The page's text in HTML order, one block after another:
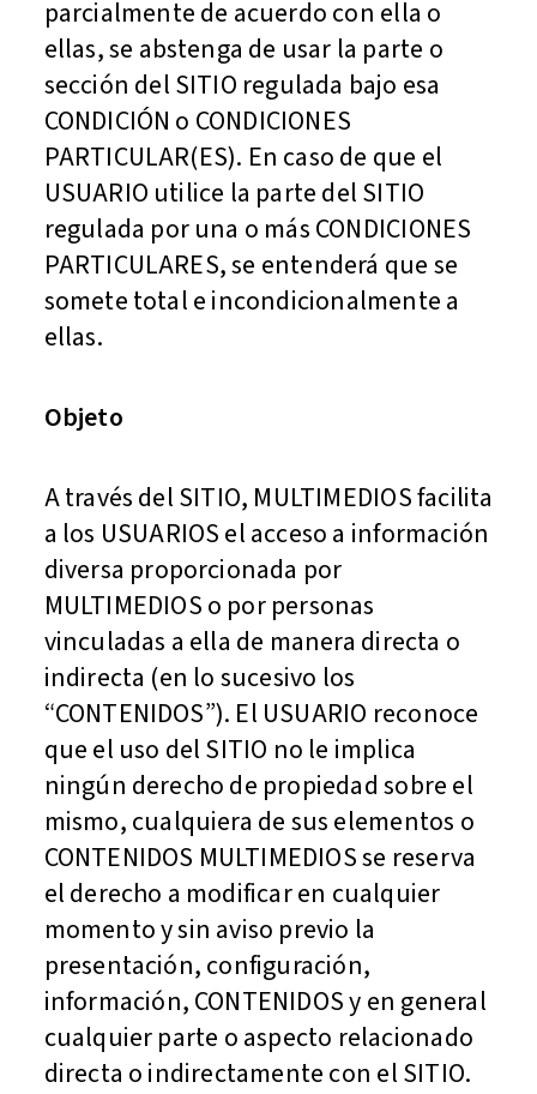
parcialmente de acuerdo con ella o
ellas, se abstenga de usar la parte o
sección del SITIO regulada bajo esa
CONDICIÓN o CONDICIONES
PARTICULAR(ES). En caso de que el
USUARIO utilice la parte del SITIO
regulada por una o más CONDICIONES
PARTICULARES, se entenderá que se
somete total e incondicionalmente a
ellas.
Objeto
A través del SITIO, MULTIMEDIOS facilita
a los USUARIOS el acceso a información
diversa proporcionada por
MULTIMEDIOS o por personas
vinculadas a ella de manera directa o
indirecta (en lo sucesivo los
“CONTENIDOS”). El USUARIO reconoce
que el uso del SITIO no le implica
ningún derecho de propiedad sobre el
mismo, cualquiera de sus elementos o
CONTENIDOS MULTIMEDIOS se reserva
el derecho a modificar en cualquier
momento y sin aviso previo la
presentación, configuración,
información, CONTENIDOS y en general
cualquier parte o aspecto relacionado
directa o indirectamente con el SITIO.